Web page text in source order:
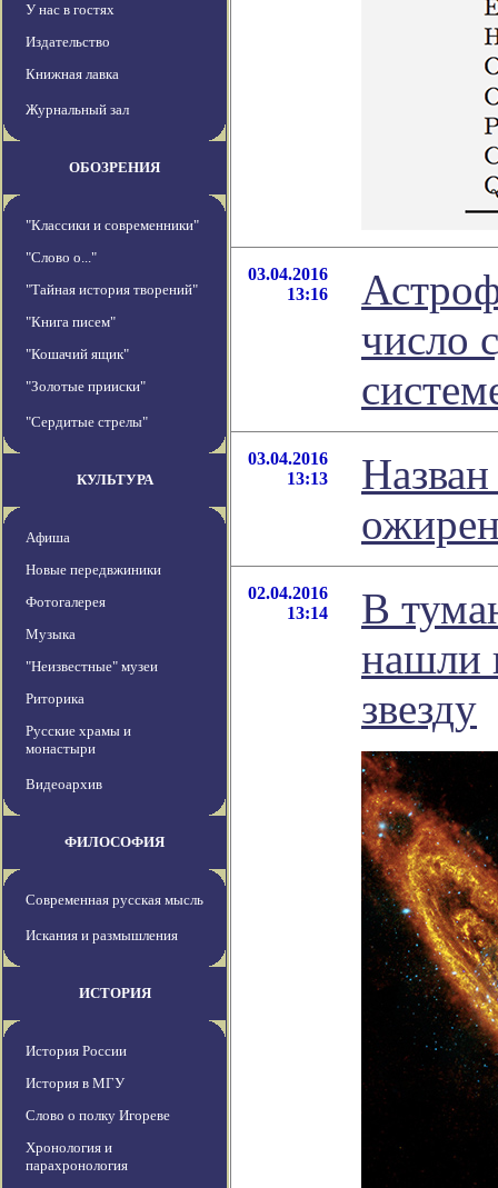
У нас в гостях
Издательство
Книжная лавка
Журнальный зал
ОБОЗРЕНИЯ
"Классики и современники"
"Слово о..."
"Тайная история творений"
"Книга писем"
"Кошачий ящик"
"Золотые прииски"
"Сердитые стрелы"
КУЛЬТУРА
Афиша
Новые передвжиники
Фотогалерея
Музыка
"Неизвестные" музеи
Риторика
Русские храмы и
монастыри
Видеоархив
ФИЛОСОФИЯ
Современная русская мысль
Искания и размышления
ИСТОРИЯ
История России
История в МГУ
Слово о полку Игореве
Хронология и
парахронология
03.04.2016
13:16
число
03.04.2016
13:13
02.04.2016
13:14
В
нашли
звезду